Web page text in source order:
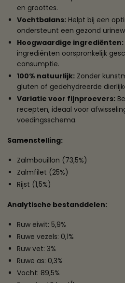
en groottes.
Vochtbalans: Helpt bij een
ondersteunt een gezond
Hoogwaardige ingrediënten:
ingrediënten oorspronkelijk
consumptie.
100% natuurlijk: Zonder
gluten of gedehydreerde
Variatie voor fijnproevers:
recepten, ideaal voor
voedingsschema.
Samenstelling:
Zalmbouillon (73,5%)
Zalmfilet (25%)
Rijst (1,5%)
Analytische bestanddelen:
Ruw eiwit: 5,9%
Ruwe vezels: 0,1%
Ruw vet: 3%
Ruwe as: 0,3%
Vocht: 89,5%